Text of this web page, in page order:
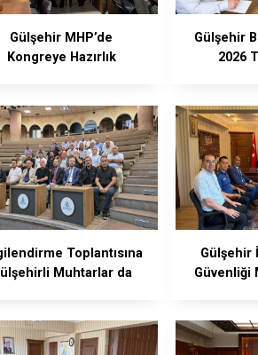
Gülşehir MHP’de
Kongreye Hazırlık
Gülşehir
2026
Toplantısına
Muhtarlar da
Gülşehir
Güvenliği